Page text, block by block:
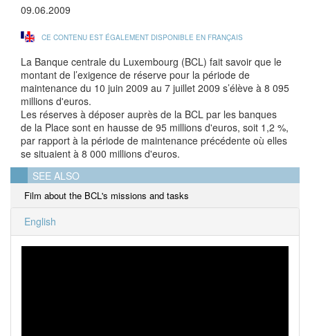
09.06.2009
CE CONTENU EST ÉGALEMENT DISPONIBLE EN FRANÇAIS
La Banque centrale du Luxembourg (BCL) fait savoir que le
montant de l’exigence de réserve pour la période de
maintenance du 10 juin 2009 au 7 juillet 2009 s’élève à 8 095
millions d'euros.
Les réserves à déposer auprès de la BCL par les banques
de la Place sont en hausse de 95 millions d'euros, soit 1,2 %,
par rapport à la période de maintenance précédente où elles
se situaient à 8 000 millions d'euros.
SEE ALSO
Film about the BCL's missions and tasks
English